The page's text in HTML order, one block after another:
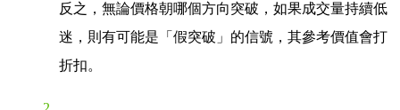
反之，無論價格朝哪個方向突破，如果成交量持續低
迷，則有可能是「假突破」的信號，其參考價值會打
折扣。